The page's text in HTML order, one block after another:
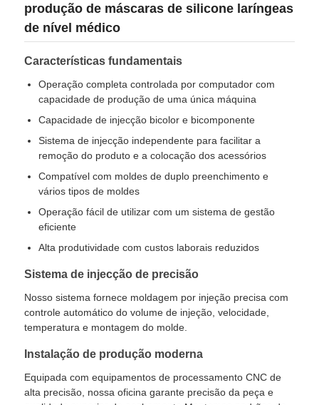
Casa
Produtos
Fábrica
Controle de Qualidade
Fale Conosco
produção de máscaras de silicone laríngeas
de nível médico
Características fundamentais
Operação completa controlada por computador com
capacidade de produção de uma única máquina
Capacidade de injecção bicolor e bicomponente
Sistema de injecção independente para facilitar a
remoção do produto e a colocação dos acessórios
Compatível com moldes de duplo preenchimento e
vários tipos de moldes
Operação fácil de utilizar com um sistema de gestão
eficiente
Alta produtividade com custos laborais reduzidos
Sistema de injecção de precisão
Nosso sistema fornece moldagem por injeção precisa com
controle automático do volume de injeção, velocidade,
temperatura e montagem do molde.
Instalação de produção moderna
Equipada com equipamentos de processamento CNC de
alta precisão, nossa oficina garante precisão da peça e